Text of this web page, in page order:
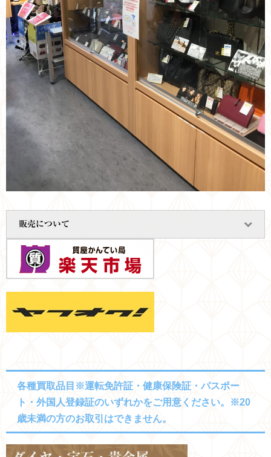
販売について
各種買取品目※運転免許証・健康保険証・パスポー
ト・外国人登録証のいずれかをご用意ください。※20
歳未満の方のお取引はできません。